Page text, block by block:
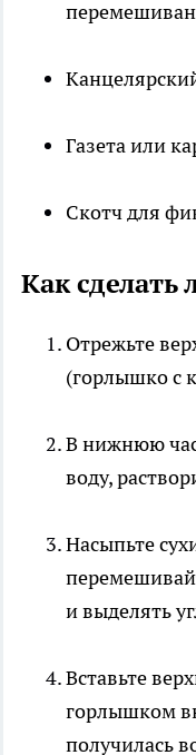
Газета или
Скотч для
Как сделать
Отрежьте
(горлышко с
В нижнюю
воду,
Насыпьте
и выделять
Вставьте
горлышком
получилась